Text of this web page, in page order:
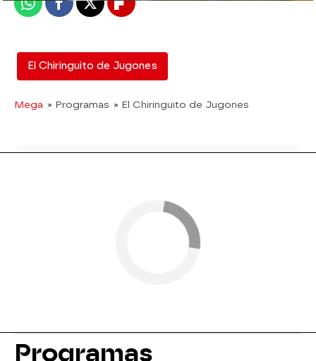
WhatsappFacebook
X Flipboard
El Chiringuito de Jugones
Mega » Programas » El Chiringuito de Jugones
Programas